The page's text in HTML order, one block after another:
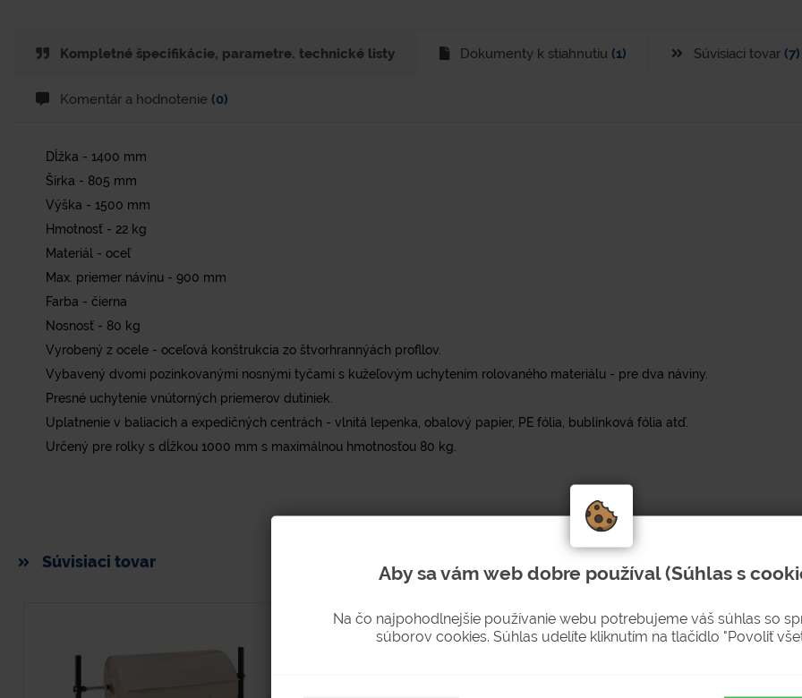
Kompletné špecifikácie, parametre. technické listy Dokumenty k stiahnutiu (1) Súvisiaci tovar (7)
Komentár a hodnotenie (0)
Dĺžka - 1400 mm
Šírka - 805 mm
Výška - 1500 mm
Hmotnosť - 22 kg
Materiál - oceľ
Max. priemer návinu - 900 mm
Farba - čierna
Nosnosť - 80 kg
Vyrobený z ocele - oceľová konštrukcia zo štvorhrannýách profllov.
Vybavený dvomi pozinkovanými nosnými tyčami s kužeľovým uchytením rolovaného materiálu - pre dva náviny.
Presné uchytenie vnútorných priemerov dutiniek.
Uplatnenie v baliacich a expedičných centrách - vlnitá lepenka, obalový papier, PE fólia, bublinková fólia atď.
Určený pre rolky s dĺžkou 1000 mm s maximálnou hmotnosťou 80 kg.
Súvisiaci tovar Aby sa vám web dobre používal (Súhlas s
Na čo najpohodlnejšie používanie webu potrebujeme váš súhlas so
súborov cookies. Súhlas udelíte kliknutím na tlačidlo "Povoliť